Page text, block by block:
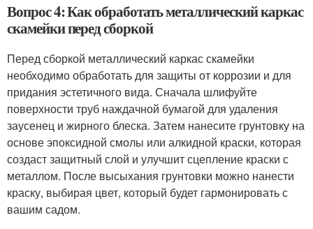
Вопрос 4: Как обработать металлический каркас
скамейки перед сборкой
Перед сборкой металлический каркас скамейки
необходимо обработать для защиты от коррозии и для
придания эстетичного вида. Сначала шлифуйте
поверхности труб наждачной бумагой для удаления
заусенец и жирного блеска. Затем нанесите грунтовку на
основе эпоксидной смолы или алкидной краски, которая
создаст защитный слой и улучшит сцепление краски с
металлом. После высыхания грунтовки можно нанести
краску, выбирая цвет, который будет гармонировать с
вашим садом.